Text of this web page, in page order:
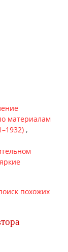
материалам
,
похожих